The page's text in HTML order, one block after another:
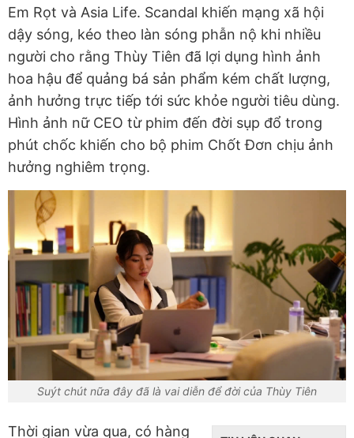
Em Rọt và Asia Life. Scandal khiến mạng xã hội
dậy sóng, kéo theo làn sóng phẫn nộ khi nhiều
người cho rằng Thùy Tiên đã lợi dụng hình ảnh
hoa hậu để quảng bá sản phẩm kém chất lượng,
ảnh hưởng trực tiếp tới sức khỏe người tiêu dùng.
Hình ảnh nữ CEO từ phim đến đời sụp đổ trong
phút chốc khiến cho bộ phim Chốt Đơn chịu ảnh
hưởng nghiêm trọng.
Suýt chút nữa đây đã là vai diễn để đời của Thùy Tiên
Thời gian vừa qua, có hàng